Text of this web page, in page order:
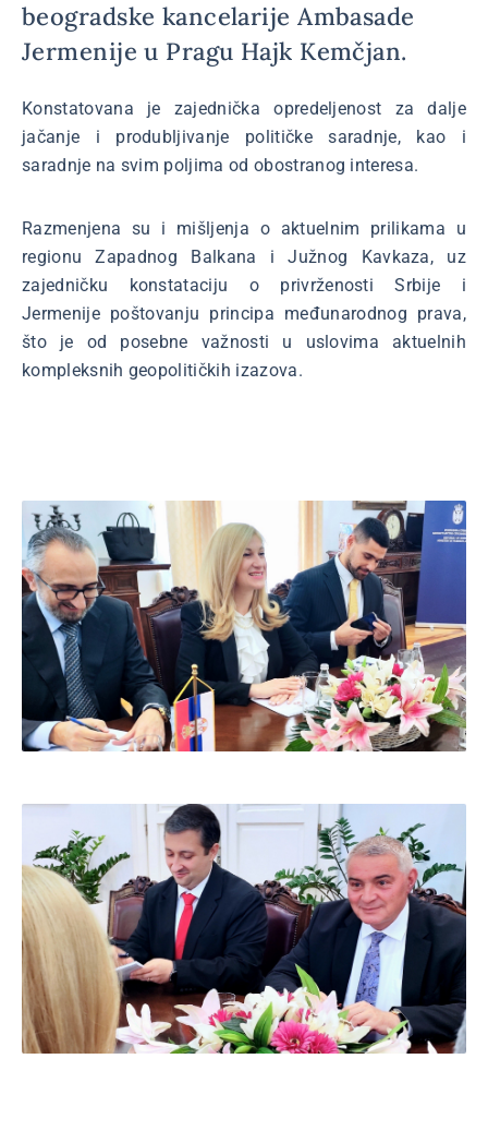
beogradske kancelarije Ambasade
Jermenije u Pragu Hajk Kemčjan.
Konstatovana je zajednička opredeljenost za dalje
jačanje i produbljivanje političke saradnje, kao i
saradnje na svim poljima od obostranog interesa.
Razmenjena su i mišljenja o aktuelnim prilikama u
regionu Zapadnog Balkana i Južnog Kavkaza, uz
zajedničku konstataciju o privrženosti Srbije i
Jermenije poštovanju principa međunarodnog prava,
što je od posebne važnosti u uslovima aktuelnih
kompleksnih geopolitičkih izazova.